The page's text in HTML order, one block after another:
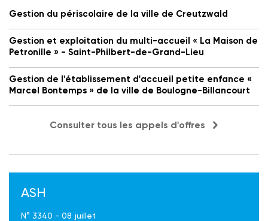
Gestion du périscolaire de la ville de Creutzwald
Gestion et exploitation du multi-accueil « La Maison de
Petronille » - Saint-Philbert-de-Grand-Lieu
Gestion de l'établissement d'accueil petite enfance «
Marcel Bontemps » de la ville de Boulogne-Billancourt
Consulter tous les appels d'offres
ASH
N° 3340 - 08 juillet